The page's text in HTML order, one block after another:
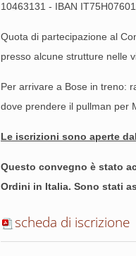
10463131 - IBAN
Quota di partecipazione al
presso alcune strutture nelle
Per arrivare a Bose in treno:
dove prendere il pullman per
Le iscrizioni sono aperte
Questo convegno è stato
Ordini in Italia. Sono stati
scheda di iscrizione